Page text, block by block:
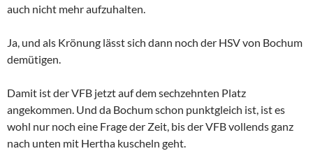
auch nicht mehr aufzuhalten.
Ja, und als Krönung lässt sich dann noch der HSV von Bochum
demütigen.
Damit ist der VFB jetzt auf dem sechzehnten Platz
angekommen. Und da Bochum schon punktgleich ist, ist es
wohl nur noch eine Frage der Zeit, bis der VFB vollends ganz
nach unten mit Hertha kuscheln geht.